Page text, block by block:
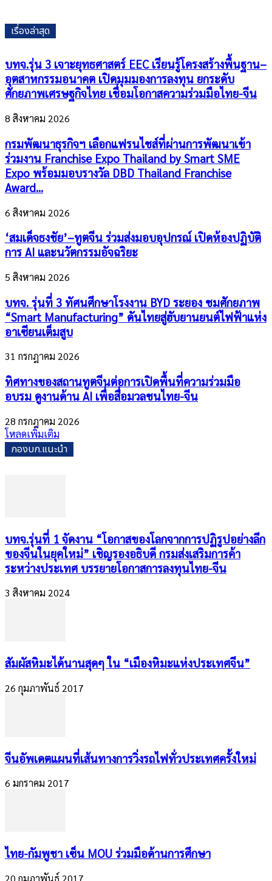
เรื่องล่าสุด
บทจ.รุ่น 3 เจาะยุทธศาสตร์ EEC เรียนรู้โครงสร้างพื้นฐาน–
อุตสาหกรรมอนาคต เปิดมุมมองการลงทุน ยกระดับ
ศักยภาพเศรษฐกิจไทย เชื่อมโอกาสความร่วมมือไทย-จีน
8 สิงหาคม 2026
กรมพัฒนาธุรกิจฯ เลือกแฟรนไชส์ที่ผ่านการพัฒนาเข้า
ร่วมงาน Franchise Expo Thailand by Smart SME
Expo พร้อมมอบรางวัล DBD Thailand Franchise
Award...
6 สิงหาคม 2026
‘สมเด็จธงชัย’–ทูตจีน ร่วมส่งมอบอุปกรณ์ เปิดห้องปฏิบัติ
การ AI และนวัตกรรมอัจฉริยะ
5 สิงหาคม 2026
บทจ. รุ่นที่ 3 ทัศนศึกษาโรงงาน BYD ระยอง ชมศักยภาพ
“Smart Manufacturing” ดันไทยสู่ฮับยานยนต์ไฟฟ้าแห่ง
อาเซียนเต็มสูบ
31 กรกฎาคม 2026
ทิศทางของสถานทูตจีนต่อการเปิดพื้นที่ความร่วมมือ
อบรม ดูงานด้าน AI เพื่อสื่อมวลชนไทย-จีน
28 กรกฎาคม 2026
โหลดเพิ่มเติม
กองบก.แนะนำ
บทจ.รุ่นที่ 1 จัดงาน “โอกาสของโลกจากการปฏิรูปอย่างลึก
ของจีนในยุคใหม่” เชิญรองอธิบดี กรมส่งเสริมการค้า
ระหว่างประเทศ บรรยายโอกาสการลงทุนไทย-จีน
3 สิงหาคม 2024
สัมผัสหิมะได้นานสุดๆ ใน “เมืองหิมะแห่งประเทศจีน”
26 กุมภาพันธ์ 2017
จีนอัพเดตแผนที่เส้นทางการวิ่งรถไฟทั่วประเทศครั้งใหม่
6 มกราคม 2017
ไทย-กัมพูชา เซ็น MOU ร่วมมือด้านการศึกษา
20 กุมภาพันธ์ 2017